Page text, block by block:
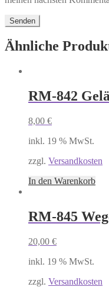
Ähnliche
RM-842
8,00 €
inkl. 19 % MwSt.
zzgl. Versandkosten
In den Warenkorb
RM-845
20,00 €
inkl. 19 % MwSt.
zzgl. Versandkosten